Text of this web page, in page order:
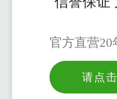
官方直营20
请点